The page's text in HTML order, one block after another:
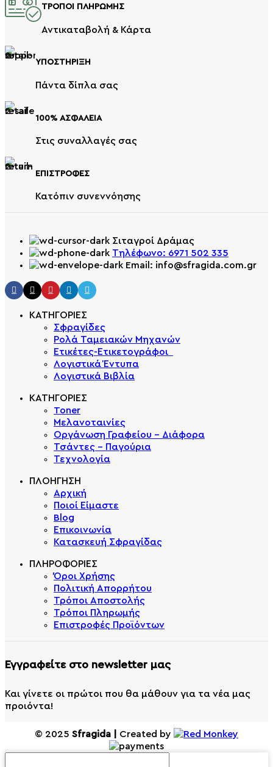
ΤΡΟΠΟΙ ΠΛΗΡΩΜΗΣ
Αντικαταβολή & Κάρτα
ΥΠΟΣΤΗΡΙΞΗ
Πάντα δίπλα σας
100% ΑΣΦΑΛΕΙΑ
Στις συναλλαγές σας
ΕΠΙΣΤΡΟΦΕΣ
Κατόπιν συνεννόησης
Σιταγροί Δράμας
Τηλέφωνο: 6971 502 335
Email: info@sfragida.com.gr
ΚΑΤΗΓΟΡΙΕΣ
Σφραγίδες
Ρολά Ταμειακών Μηχανών
Ετικέτες-Ετικετογράφοι
Λογιστικά Έντυπα
Λογιστικά Βιβλία
ΚΑΤΗΓΟΡΙΕΣ
Toner
Μελανοταινίες
Οργάνωση Γραφείου - Διάφορα
Τσάντες - Παγούρια
Τεχνολογία
ΠΛΟΗΓΗΣΗ
Αρχική
Ποιοί Είμαστε
Blog
Επικοινωνία
Κατασκευή Σφραγίδας
ΠΛΗΡΟΦΟΡΙΕΣ
Όροι Χρήσης
Πολιτική Απορρήτου
Τρόποι Αποστολής
Τρόποι Πληρωμής
Επιστροφές Προϊόντων
Εγγραφείτε στο newsletter μας
Και γίνετε οι πρώτοι που θα μάθουν για τα νέα μας
προιόντα!
© 2025 Sfragida | Created by